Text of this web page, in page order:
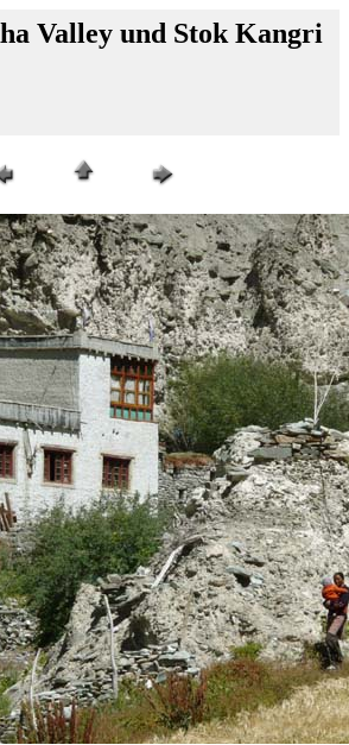
Valley und Stok Kangri